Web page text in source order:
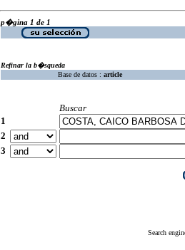
p�gina 1 de 1
Refinar la b�squeda
Base de datos : article
Buscar
1
2
3
Search